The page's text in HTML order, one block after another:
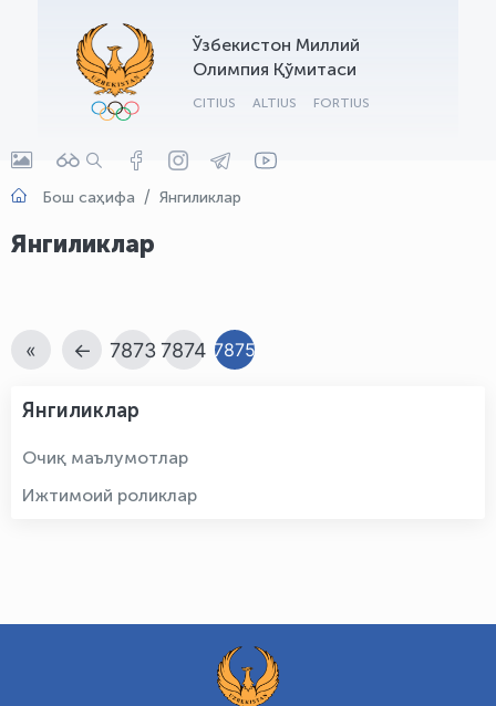
Ўзбекистон Миллий
Олимпия Қўмитаси
CITIUS ALTIUS FORTIUS
Бош саҳифа Янгиликлар
Янгиликлар
« ← 78737874 7875
Янгиликлар
Очиқ маълумотлар
Ижтимоий роликлар
OLYMPCHIK AI - yordamchi
Онлайн · olympic.uz